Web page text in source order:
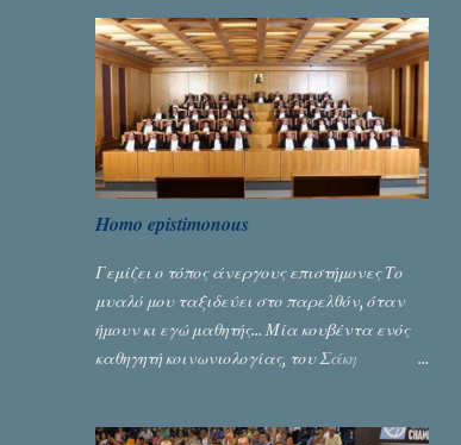
Homo epistimonous
Γεμίζει ο τόπος άνεργους επιστήμονες Το
μυαλό μου ταξιδεύει στο παρελθόν, όταν
ήμουν κι εγώ μαθητής... Μία κουβέντα ενός
καθηγητή κοινωνιολογίας, του Σάκη